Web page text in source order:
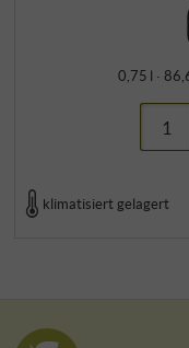
0,75 l ·
klimatisiert gelagert